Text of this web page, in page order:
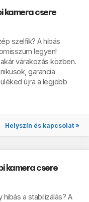
kamera csere
szelfik? A hibás
legyen!
várakozás közben.
garancia
újra a legjobb
Helyszín és kapcsolat »
kamera csere
a stabilizálás? A